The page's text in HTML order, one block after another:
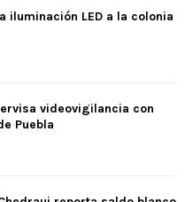
iluminación LED a la colonia
videovigilancia con
Puebla